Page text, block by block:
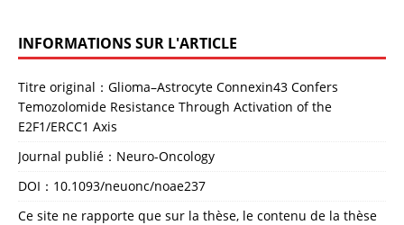
INFORMATIONS SUR L'ARTICLE
Titre original：Glioma–Astrocyte Connexin43 Confers
Temozolomide Resistance Through Activation of the
E2F1/ERCC1 Axis
Journal publié：Neuro-Oncology
DOI： 10.1093/neuonc/noae237
Ce site ne rapporte que sur la thèse, le contenu de la thèse